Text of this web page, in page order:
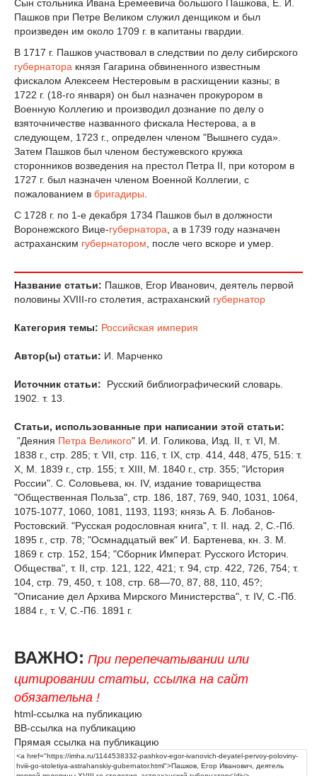
Сын стольника Ивана Еремеевича большого Пашкова, Е. И.
Пашков при Петре Великом служил денщиком и был
произведен им около 1709 г. в капитаны гвардии.
В 1717 г. Пашков участвовал в следствии по делу сибирского
губернатора князя Гагарина обвиненного известным
фискалом Алексеем Нестеровым в расхищении казны; в
1722 г. (18-го января) он был назначен прокурором в
Военную Коллегию и производил дознание по делу о
взяточничестве названного фискала Нестерова, а в
следующем, 1723 г., определен членом "Вышнего суда».
Затем Пашков был членом бестужевского кружка
сторонников возведения на престол Петра II, при котором в
1727 г. был назначен членом Военной Коллегии, с
пожалованием в бригадиры
С 1728 г. по 1-е декабря 1734 Пашков был в должности
Воронежского Вице-губернатора , а в 1739 году назначен
астраханским губернатором , после чего вскоре и умер.
Название статьи: Пашков, Егор Иванович, деятель первой
половины ХVIII-го столетия, астраханский губернатор
Категория темы: Российская империя
Автор(ы) статьи: И. Марченко
Источник статьи:
Русский библиографический словарь.
1902. т. 13.
Статьи, использованные при написании этой статьи:
"Деяния Петра Великого" И. И. Голикова, Изд. II, т. VI, М.
1838 г., стр. 285; т. VII, стр. 116, т. IX, стр. 414, 448, 475, 515: т.
X, М. 1839 г., стр. 155; т. XIII, М. 1840 г., стр. 355; "История
России". С. Соловьева, кн. IV, издание товарищества
"Общественная Польза", стр. 186, 187, 769, 940, 1031, 1064,
1075-1077, 1060, 1081, 1193, 1193; князь А. Б. Лобанов-
Ростовский. "Русская родословная книга", т. II. над. 2, С.-Пб.
1895 г., стр. 78; "Осмнадцатый век" И. Бартенева, кн. 3. М.
1869 г. стр. 152, 154; "Сборник Императ. Русского Историч.
Общества", т. II, стр. 121, 122, 421; т. 94, стр. 422, 726, 754; т.
104, стр. 79, 450, т. 108, стр. 68—70, 87, 88, 110, 45?;
"Описание дел Архива Мирского Министерства", т. IV, С.-Пб.
1884 г., т. V, С.-П6. 1891 г.
ВАЖНО: При перепечатывании или
цитировании статьи, ссылка на сайт
обязательна !
html-ссылка на публикацию
BB-ссылка на публикацию
Прямая ссылка на публикацию